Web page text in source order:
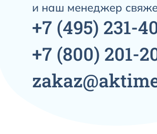
и наш менеджер
+7 (495) 231-
+7 (800) 201-